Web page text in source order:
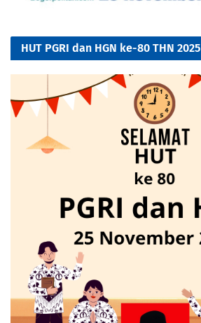
HUT PGRI dan HGN ke-80 THN 2025